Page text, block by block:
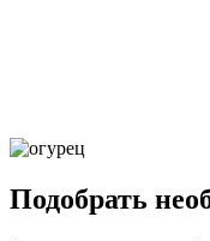
Подобрать